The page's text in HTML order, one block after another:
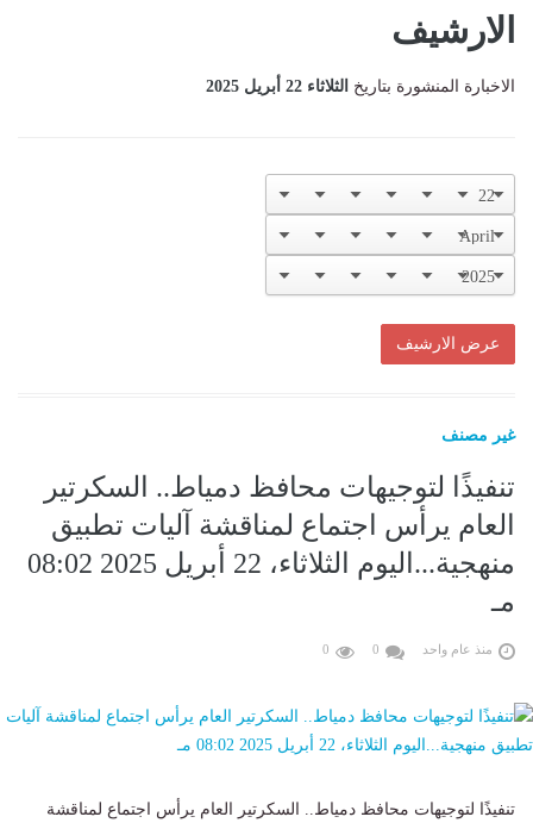
الارشيف
الاخبارة المنشورة بتاريخ الثلاثاء 22 أبريل 2025
غير مصنف
تنفيذًا لتوجيهات محافظ دمياط.. السكرتير
العام يرأس اجتماع لمناقشة آليات تطبيق
منهجية...اليوم الثلاثاء، 22 أبريل 2025 08:02
مـ
منذ عام واحد 0
0
تنفيذًا لتوجيهات محافظ دمياط.. السكرتير العام يرأس اجتماع لمناقشة